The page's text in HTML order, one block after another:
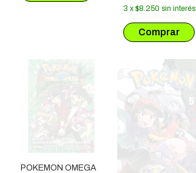
3 x $8.250 sin interés
POKEMON OMEGA